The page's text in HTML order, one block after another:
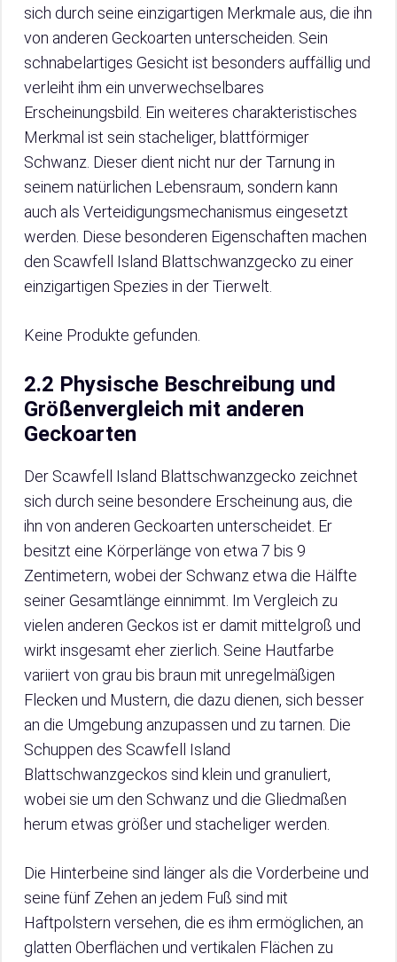
sich durch seine einzigartigen Merkmale aus, die ihn
von anderen Geckoarten unterscheiden. Sein
schnabelartiges Gesicht ist besonders auffällig und
verleiht ihm ein unverwechselbares
Erscheinungsbild. Ein weiteres charakteristisches
Merkmal ist sein stacheliger, blattförmiger
Schwanz. Dieser dient nicht nur der Tarnung in
seinem natürlichen Lebensraum, sondern kann
auch als Verteidigungsmechanismus eingesetzt
werden. Diese besonderen Eigenschaften machen
den Scawfell Island Blattschwanzgecko zu einer
einzigartigen Spezies in der Tierwelt.
Keine Produkte gefunden.
2.2 Physische Beschreibung und
Größenvergleich mit anderen
Geckoarten
Der Scawfell Island Blattschwanzgecko zeichnet
sich durch seine besondere Erscheinung aus, die
ihn von anderen Geckoarten unterscheidet. Er
besitzt eine Körperlänge von etwa 7 bis 9
Zentimetern, wobei der Schwanz etwa die Hälfte
seiner Gesamtlänge einnimmt. Im Vergleich zu
vielen anderen Geckos ist er damit mittelgroß und
wirkt insgesamt eher zierlich. Seine Hautfarbe
variiert von grau bis braun mit unregelmäßigen
Flecken und Mustern, die dazu dienen, sich besser
an die Umgebung anzupassen und zu tarnen. Die
Schuppen des Scawfell Island
Blattschwanzgeckos sind klein und granuliert,
wobei sie um den Schwanz und die Gliedmaßen
herum etwas größer und stacheliger werden.
Die Hinterbeine sind länger als die Vorderbeine und
seine fünf Zehen an jedem Fuß sind mit
Haftpolstern versehen, die es ihm ermöglichen, an
glatten Oberflächen und vertikalen Flächen zu